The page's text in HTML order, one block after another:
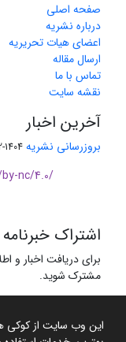
این وب سایت از کوکی ها
صفحه اصلی
درباره نشریه
اعضای هیات تحریریه
ارسال مقاله
تماس با ما
نقشه سایت
آخرین اخبار
بروزرسانی نشریه 1404-02-22
nc/4.0/
اشتراک خبرنامه
برای دریافت اخبار و
مشترک شوید.